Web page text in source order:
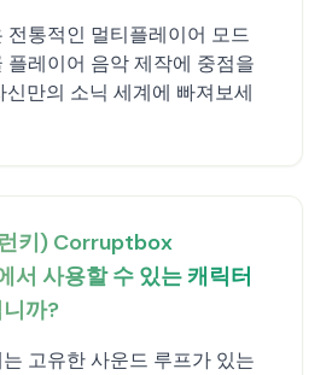
전통적인 멀티플레이어 모드
플레이어 음악 제작에 중점을
신만의 소닉 세계에 빠져보세
키) Corruptbox
서 사용할 수 있는 캐릭터
까?
고유한 사운드 루프가 있는